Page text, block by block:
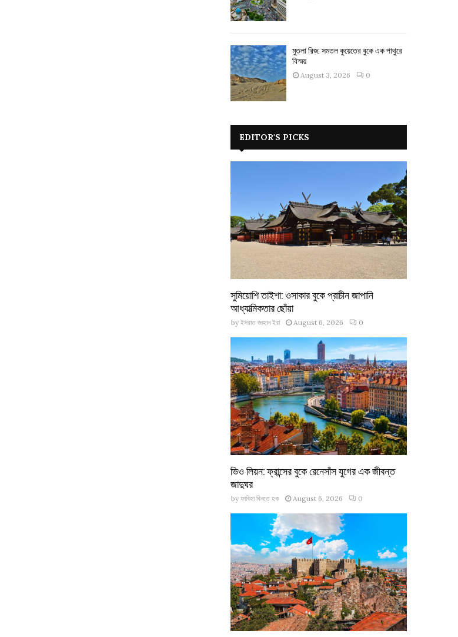
মুতলা রিজ: সমতল কুয়েতের বুকে এক পাথুরে
বিস্ময়
August 3, 2026 0
EDITOR'S PICKS
সুমিয়োশি তাইশা: ওসাকার বুকে প্রাচীন জাপানি
আধ্যাত্মিকতার ছোঁয়া
by ইসরাত জাহান ইরা August 6, 2026 0
ভিও লিয়ন: ফ্রান্সের বুকে রেনেসাঁস যুগের এক জীবন্ত
জাদুঘর
by ফাবিহা বিনতে হক August 6, 2026 0